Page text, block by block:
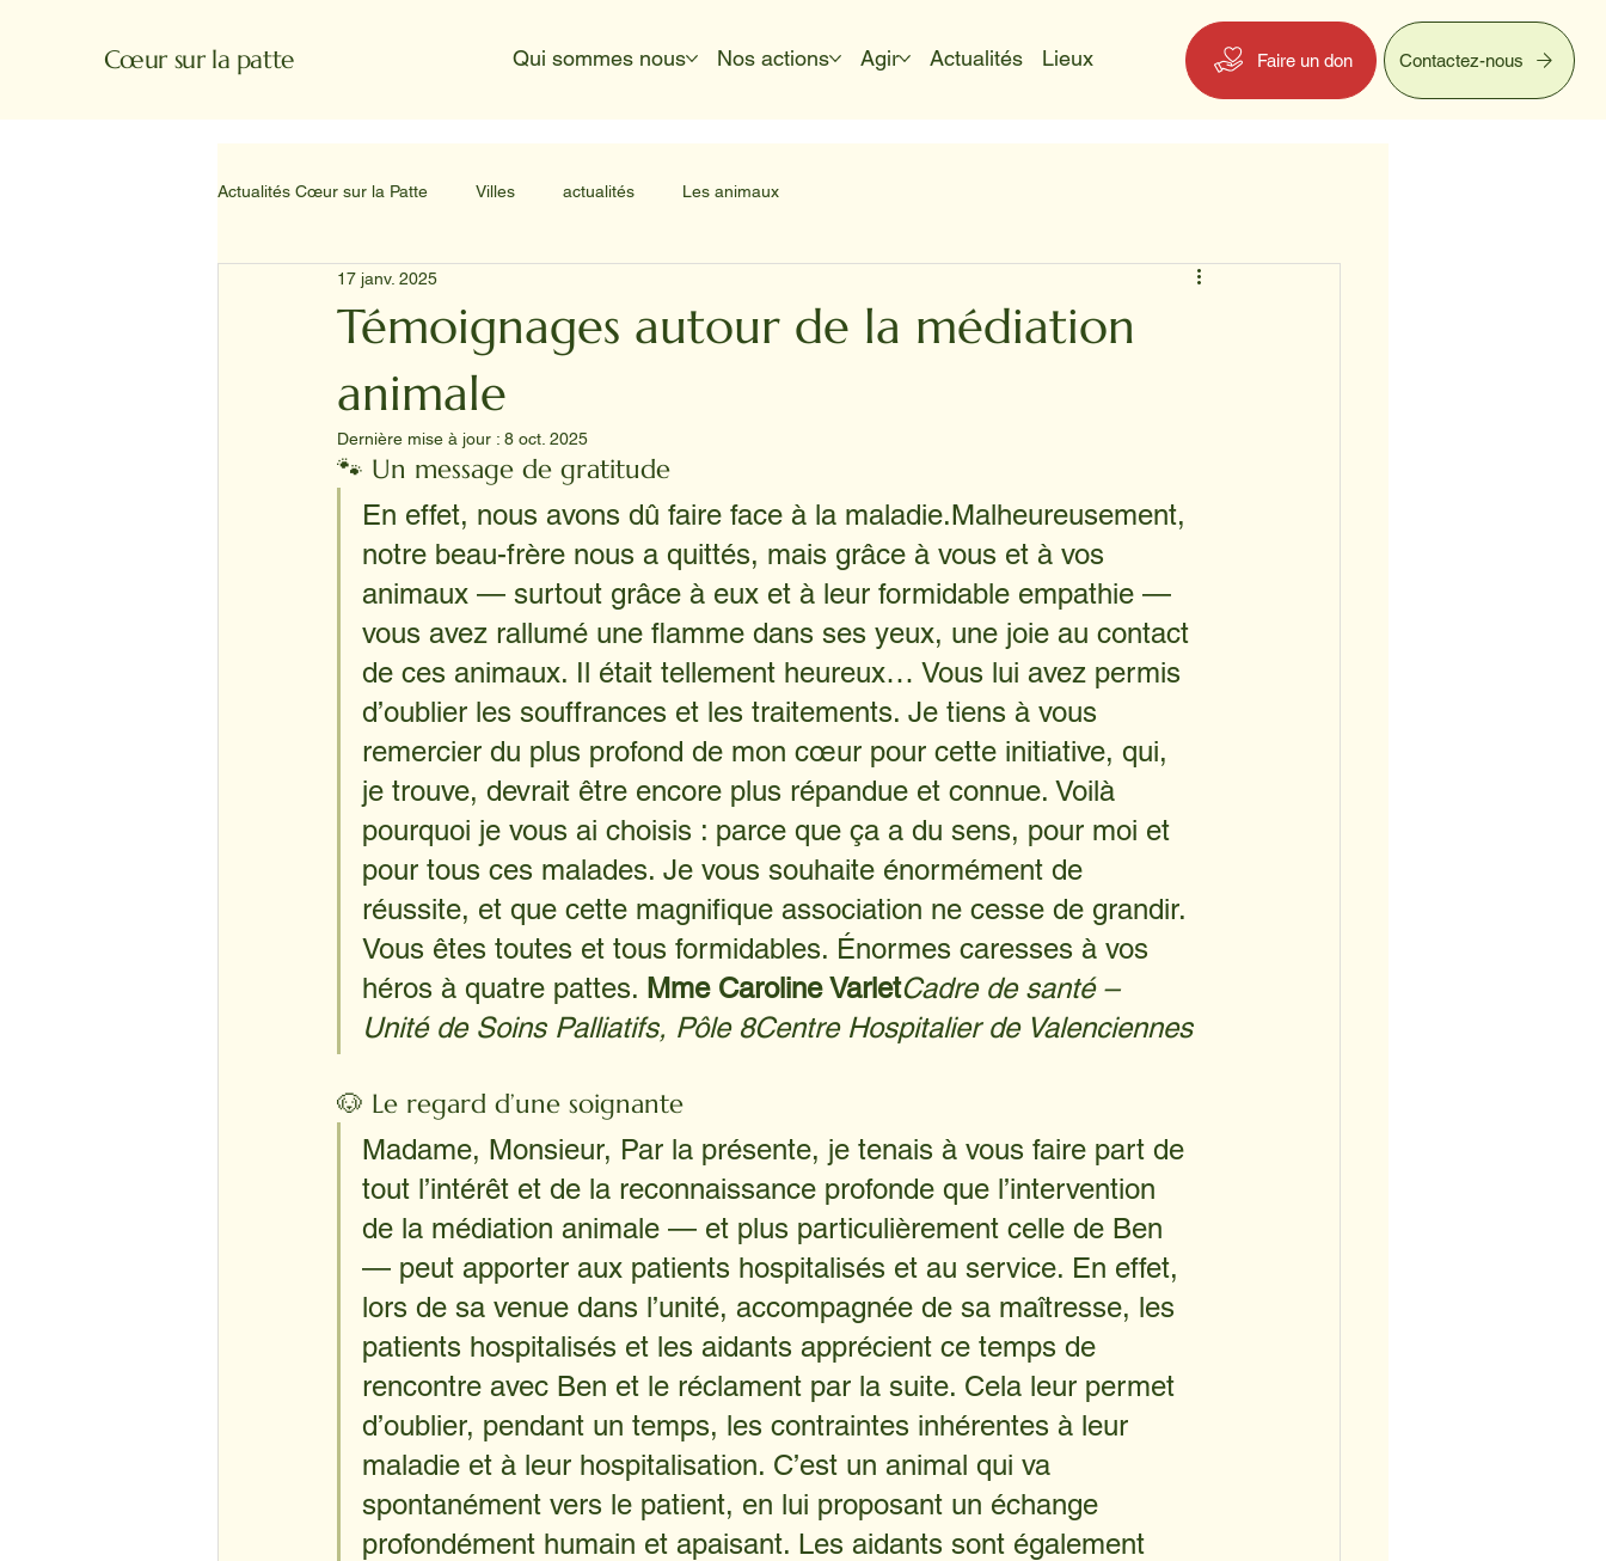
Cœur sur la patte Qui sommes nous Nos actions Agir Actualités Lieux Faire un don Contactez-nous
Actualités Cœur sur la Patte Villes actualités Les animaux
Témoignages autour de la médiation
animale
17 janv. 2025
Dernière mise à jour : 8 oct. 2025
🐾 Un message de gratitude
En effet, nous avons dû faire face à la maladie.Malheureusement,
notre beau-frère nous a quittés, mais grâce à vous et à vos
animaux — surtout grâce à eux et à leur formidable empathie —
vous avez rallumé une flamme dans ses yeux, une joie au contact
de ces animaux. Il était tellement heureux… Vous lui avez permis
d’oublier les souffrances et les traitements. Je tiens à vous
remercier du plus profond de mon cœur pour cette initiative, qui,
je trouve, devrait être encore plus répandue et connue. Voilà
pourquoi je vous ai choisis : parce que ça a du sens, pour moi et
pour tous ces malades. Je vous souhaite énormément de
réussite, et que cette magnifique association ne cesse de grandir.
Vous êtes toutes et tous formidables. Énormes caresses à vos
héros à quatre pattes. Mme Caroline VarletCadre de santé –
Unité de Soins Palliatifs, Pôle 8Centre Hospitalier de Valenciennes
🐶 Le regard d’une soignante
Madame, Monsieur, Par la présente, je tenais à vous faire part de
tout l’intérêt et de la reconnaissance profonde que l’intervention
de la médiation animale — et plus particulièrement celle de Ben
— peut apporter aux patients hospitalisés et au service. En effet,
lors de sa venue dans l’unité, accompagnée de sa maîtresse, les
patients hospitalisés et les aidants apprécient ce temps de
rencontre avec Ben et le réclament par la suite. Cela leur permet
d’oublier, pendant un temps, les contraintes inhérentes à leur
maladie et à leur hospitalisation. C’est un animal qui va
spontanément vers le patient, en lui proposant un échange
profondément humain et apaisant. Les aidants sont également